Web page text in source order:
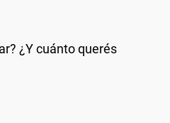
¿Y cuánto querés